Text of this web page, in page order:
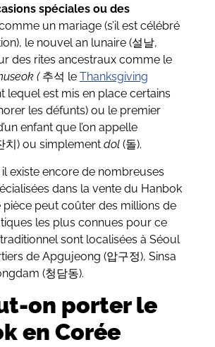
spéciales ou des
un mariage (s’il est célébré
le nouvel an lunaire (설날,
des rites ancestraux comme le
( 추석 le Thanksgiving
lequel est mis en place certains
les défunts) ou le premier
enfant que l’on appelle
치) ou simplement dol(돌).
existe encore de nombreuses
dans la vente du Hanbok
pièce peut coûter des millions de
les plus connues pour ce
traditionnel sont localisées à Séoul
de Apgujeong (압구정), Sinsa
(청담동).
on porter le
en Corée